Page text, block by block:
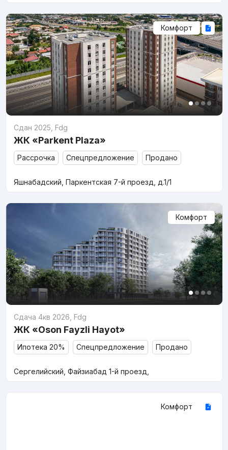
Комфорт
Сдан 2025 Fdg
ЖК «Parkent Plaza»
Рассрочка Спецпредложение Продано
Яшнабадский, Паркентская 7-й проезд, д.1/1
Комфорт
Сдача 4кв 2026 Fdg
ЖК «Oson Fayzli Hayot»
Ипотека 20% Спецпредложение Продано
Сергелийский, Файзиабад 1-й проезд,
Комфорт